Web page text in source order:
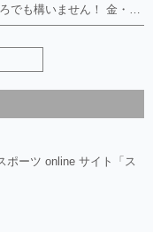
高価買取のブランドハンズはぼろぼろでも構いません！ 金・貴金属、ルイヴィトンやエルメス、シャネルの使ってないものはございませんか？ 他店に断られたものも当店ならお買取り可能です！ ロレックスやフェンディ、グッチも大歓迎！ ブランド品や貴金属、時計、宝石、ダイヤモンドは特に高価買取ですがブランド食器、スマホ、美容機器、銀製品など幅広く取り扱っております。
ポーツ online サイト「ス